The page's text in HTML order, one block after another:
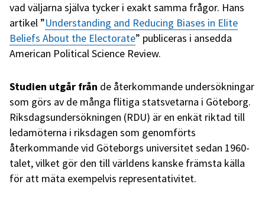
vad väljarna själva tycker i exakt samma frågor. Hans
artikel ”Understanding and Reducing Biases in Elite
Beliefs About the Electorate” publiceras i ansedda
American Political Science Review.
Studien utgår från de återkommande undersökningar
som görs av de många flitiga statsvetarna i Göteborg.
Riksdagsundersökningen (RDU) är en enkät riktad till
ledamöterna i riksdagen som genomförts
återkommande vid Göteborgs universitet sedan 1960-
talet, vilket gör den till världens kanske främsta källa
för att mäta exempelvis representativitet.